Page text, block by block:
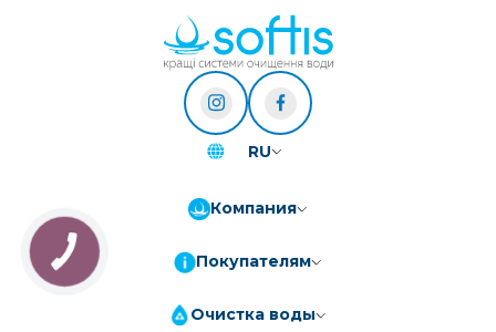
RU
Компания
Покупателям
Очистка воды